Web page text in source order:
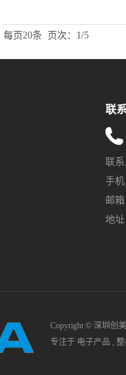
每页20条 页次：1/5
联
联
手机
邮
地
Copyright © 深圳创
专注于 电子产品